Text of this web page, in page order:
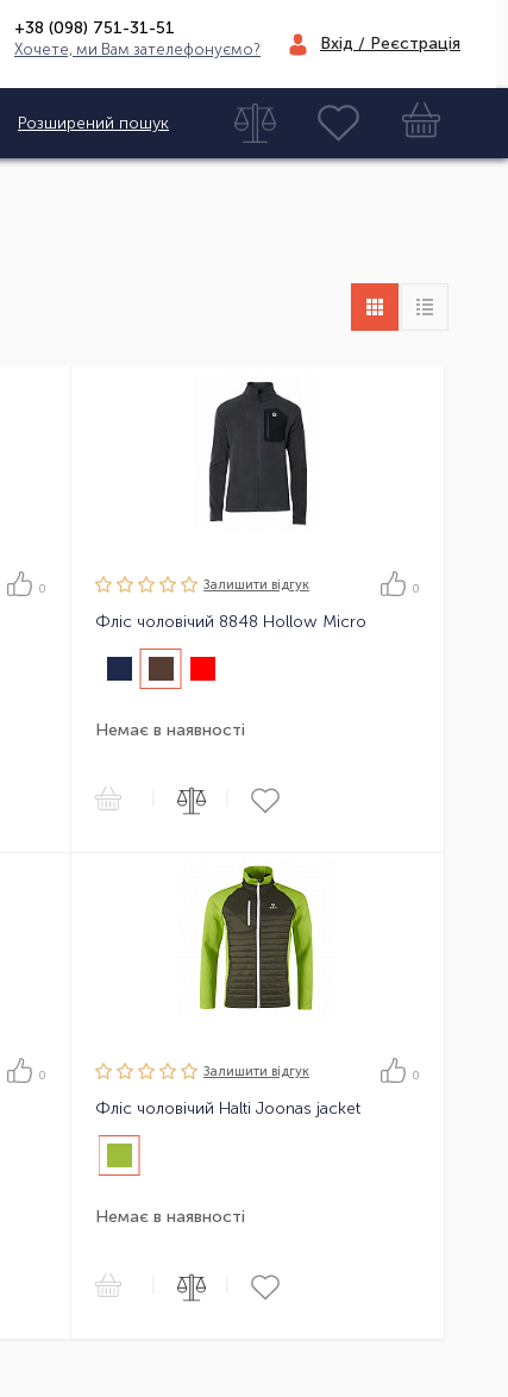
+38 (098) 751-31-51
Хочете, ми Вам зателефонуємо? Вхід / Реєстрація
Розширений пошук
0 Залишити вiдгук 0
Фліс чоловічий 8848 Hollow Micro
Немає в наявності
0 Залишити вiдгук 0
Фліс чоловічий Halti Joonas jacket
Немає в наявності